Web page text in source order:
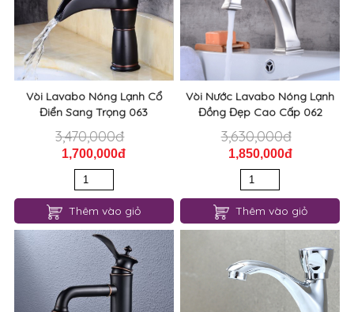
Thêm vào giỏ Thêm vào giỏ
Vòi Lavabo Nóng Lạnh Cổ
Điển Sang Trọng 063
3,470,000đ
1,700,000đ
Vòi Nước Lavabo Nóng Lạnh
Đồng Đẹp Cao Cấp 062
1,850,000đ